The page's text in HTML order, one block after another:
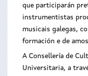
que participarán
instrumentistas
musicais galegas,
formación e de
A Consellería de
Universitaria, a